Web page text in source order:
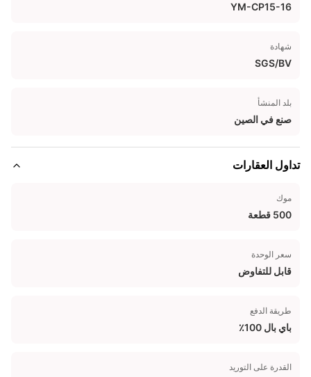
YM-CP15-16
شهادة
SGS/BV
بلد المنشأ
صنع في الصين
تداول العقارات
موك
500 قطعة
سعر الوحدة
قابل للتفاوض
طريقة الدفع
باي بال 100٪
القدرة على التوريد